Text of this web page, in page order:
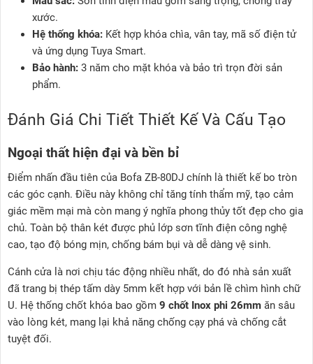
xước.
Hệ thống khóa: Kết hợp khóa chìa, vân tay, mã số điện tử
và ứng dụng Tuya Smart.
Bảo hành: 3 năm cho mặt khóa và bảo trì trọn đời sản
phẩm.
Đánh Giá Chi Tiết Thiết Kế Và Cấu Tạo
Ngoại thất hiện đại và bền bỉ
Điểm nhấn đầu tiên của Bofa ZB-80DJ chính là thiết kế bo tròn
các góc cạnh. Điều này không chỉ tăng tính thẩm mỹ, tạo cảm
giác mềm mại mà còn mang ý nghĩa phong thủy tốt đẹp cho gia
chủ. Toàn bộ thân két được phủ lớp sơn tĩnh điện công nghệ
cao, tạo độ bóng mịn, chống bám bụi và dễ dàng vệ sinh.
Cánh cửa là nơi chịu tác động nhiều nhất, do đó nhà sản xuất
đã trang bị thép tấm dày 5mm kết hợp với bản lề chìm hình chữ
U. Hệ thống chốt khóa bao gồm 9 chốt Inox phi 26mm ăn sâu
vào lòng két, mang lại khả năng chống cạy phá và chống cắt
tuyệt đối.